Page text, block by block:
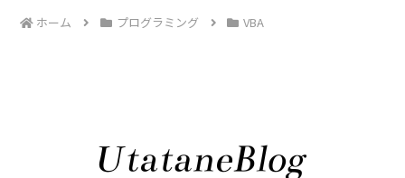
ホーム プログラミング VBA